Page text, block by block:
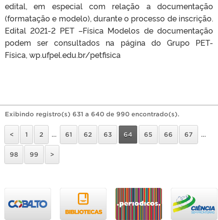
edital, em especial com relação a documentação
(formatação e modelo), durante o processo de inscrição.
Edital 2021-2 PET –Física Modelos de documentação
podem ser consultados na página do Grupo PET-
Física, wp.ufpel.edu.br/petfisica
Exibindo registro(s) 631 a 640 de 990 encontrado(s).
< 1 2 … 61 62 63 64 65 66 67 …
98 99 >